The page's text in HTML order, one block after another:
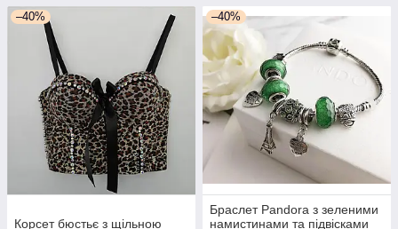
–40%
Корсет бюстьє з щільною
–40%
Браслет Pandora з зеленими
намистинами та підвісками